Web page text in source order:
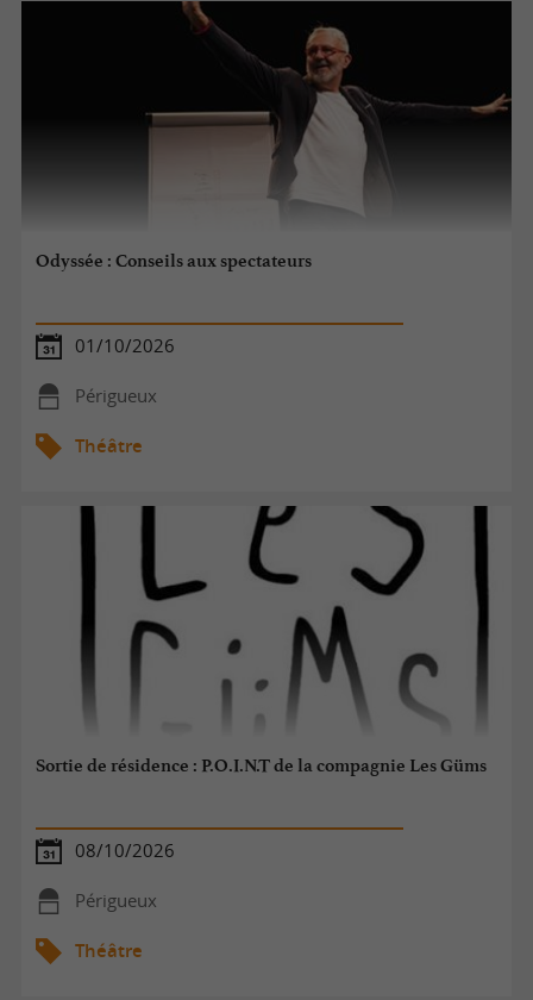
Odyssée : Conseils aux spectateurs
01/10/2026
Périgueux
Théâtre
Sortie de résidence : P.O.I.N.T de la compagnie Les Güms
08/10/2026
Périgueux
Théâtre